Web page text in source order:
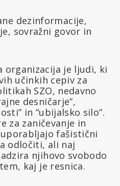
dezinformacije,
sovražni govor in
organizacija je ljudi, ki
učinkih cepiv za
SZO, nedavno
desničarje”,
in “ubijalsko silo”.
za zaničevanje in
fašistični
odločiti, ali naj
njihovo svobodo
kaj je resnica.